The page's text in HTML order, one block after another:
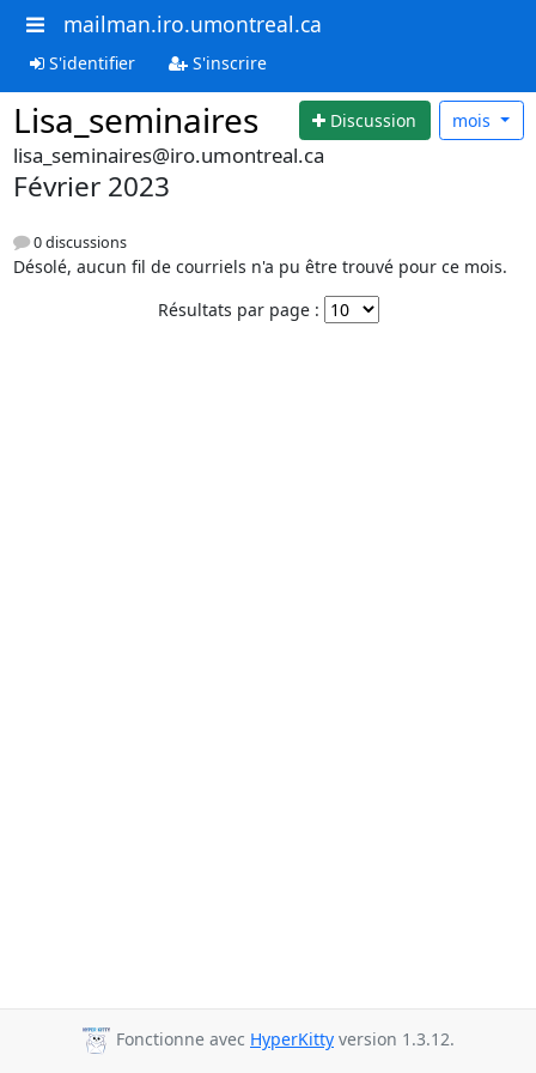
mailman.iro.umontreal.ca
S'identifier S'inscrire
Lisa_seminaires Discussion mois
lisa_seminaires@iro.umontreal.ca
Février 2023
0 discussions
Désolé, aucun fil de courriels n'a pu être trouvé pour ce mois.
Résultats par page :
Fonctionne avec HyperKitty version 1.3.12.